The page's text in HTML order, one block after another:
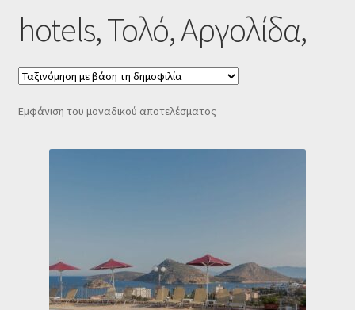
Ο λογαριασμός μου
Ταμείο
hotels, Τολό, Αργολίδα,
Εμφάνιση του μοναδικού αποτελέσματος